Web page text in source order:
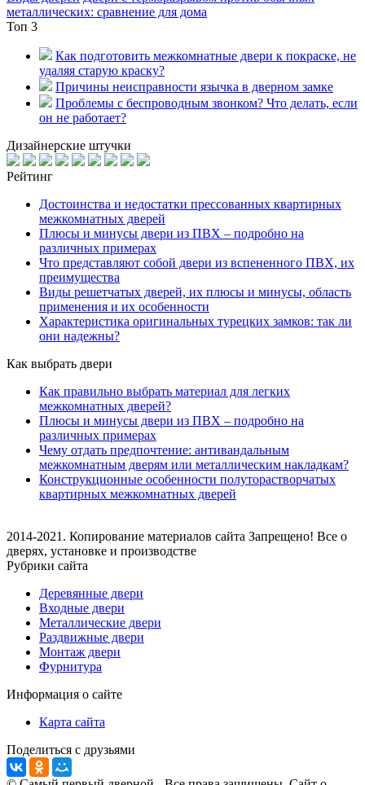
металлических: сравнение для дома
Топ 3
Как подготовить межкомнатные двери к покраске, не
удаляя старую краску?
Причины неисправности язычка в дверном замке
Проблемы с беспроводным звонком? Что делать, если
он не работает?
Дизайнерские штучки
Рейтинг
Достоинства и недостатки прессованных квартирных
межкомнатных дверей
Плюсы и минусы двери из ПВХ – подробно на
различных примерах
Что представляют собой двери из вспененного ПВХ, их
преимущества
Виды решетчатых дверей, их плюсы и минусы, область
применения и их особенности
Характеристика оригинальных турецких замков: так ли
они надежны?
Как выбрать двери
Как правильно выбрать материал для легких
межкомнатных дверей?
Плюсы и минусы двери из ПВХ – подробно на
различных примерах
Чему отдать предпочтение: антивандальным
межкомнатным дверям или металлическим накладкам?
Конструкционные особенности полуторастворчатых
квартирных межкомнатных дверей
2014-2021. Копирование материалов сайта Запрещено! Все о
дверях, установке и производстве
Рубрики сайта
Деревянные двери
Входные двери
Металлические двери
Раздвижные двери
Монтаж двери
Фурнитура
Информация о сайте
Карта сайта
Поделиться с друзьями